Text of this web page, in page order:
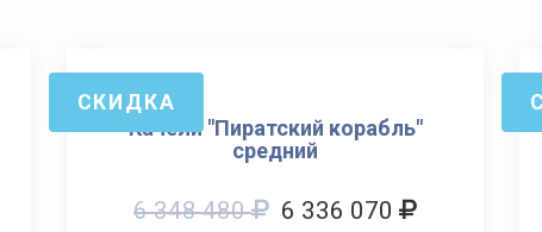
Качели "Пиратский корабль"
средний
6 348 480 6 336 070
СКИДКА